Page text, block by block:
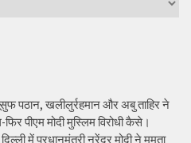
पठान, खलीलुर्रहमान और अबु ताहिर ने
पीएम मोदी मुस्लिम विरोधी कैसे।
में प्रधानमंत्री नरेंद्र मोदी ने ममता